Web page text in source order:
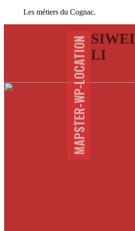
Les métiers du Cognac.
MAPSTER-WP-LOCATION SIWEI
LI